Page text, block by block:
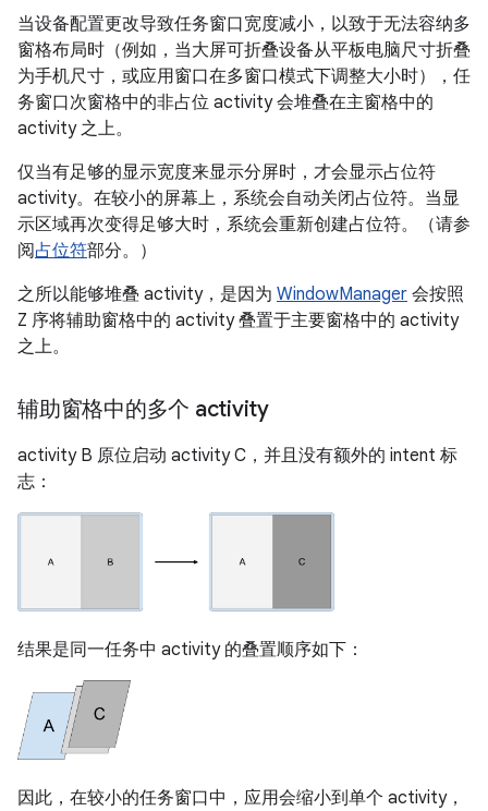
当设备配置更改导致任务窗口宽度减小，以致于无法容纳多
窗格布局时（例如，当大屏可折叠设备从平板电脑尺寸折叠
为手机尺寸，或应用窗口在多窗口模式下调整大小时），任
务窗口次窗格中的非占位 activity 会堆叠在主窗格中的
activity 之上。
仅当有足够的显示宽度来显示分屏时，才会显示占位符
activity。在较小的屏幕上，系统会自动关闭占位符。当显
示区域再次变得足够大时，系统会重新创建占位符。（请参
阅占位符部分。）
之所以能够堆叠 activity，是因为 WindowManager 会按照
Z 序将辅助窗格中的 activity 叠置于主要窗格中的 activity
之上。
辅助窗格中的多个 activity
activity B 原位启动 activity C，并且没有额外的 intent 标
志：
结果是同一任务中 activity 的叠置顺序如下：
因此，在较小的任务窗口中，应用会缩小到单个 activity，